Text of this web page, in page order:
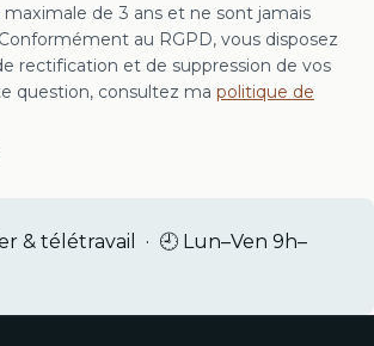
de 3 ans et ne sont jamais
au RGPD, vous disposez
rectification et de suppression de vos
question, consultez ma politique de
& télétravail · 🕘 Lun–Ven 9h–